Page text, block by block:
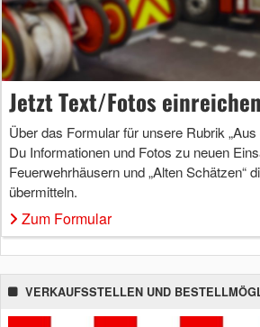
Jetzt Text/Fotos
Über das Formular für unsere Rubrik
Du Informationen und Fotos zu neuen
Feuerwehrhäusern und „Alten Schätzen“
übermitteln.
Zum Formular
VERKAUFSSTELLEN UND